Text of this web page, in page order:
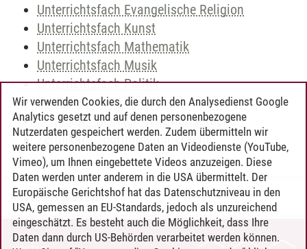
Unterrichtsfach Evangelische Religion
Unterrichtsfach Kunst
Unterrichtsfach Mathematik
Unterrichtsfach Musik
Unterrichtsfach Politik
Unterrichtsfach Sport
Zertifikat - Deutsch als Zweitsprache
Zertifikat - Sportförderunterricht
Timo Leder/30.06.2024
Wir verwenden Cookies, die durch den Analysedienst Google
Analytics gesetzt und auf denen personenbezogene
Nutzerdaten gespeichert werden. Zudem übermitteln wir
weitere personenbezogene Daten an Videodienste (YouTube,
Vimeo), um Ihnen eingebettete Videos anzuzeigen. Diese
Daten werden unter anderem in die USA übermittelt. Der
Europäische Gerichtshof hat das Datenschutzniveau in den
USA, gemessen an EU-Standards, jedoch als unzureichend
eingeschätzt. Es besteht auch die Möglichkeit, dass Ihre
Daten dann durch US-Behörden verarbeitet werden können.